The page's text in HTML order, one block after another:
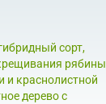
сорт,
рябины
и краснолистной
дерево с